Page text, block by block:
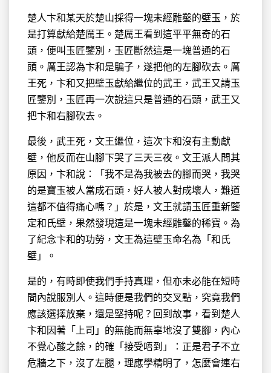
楚人卞和某天於楚山採得一塊未經雕鑿的壁玉，於
是打算獻給楚厲王。 楚厲王看到這平平無奇的石
頭，便叫玉匠鑒別，玉匠斷然這是一塊普通的石
頭。厲王認為卞和是騙子，遂把他的左腳砍去。厲
王死，卞和又把壁玉獻給繼位的武王，武王又請玉
匠鑒別，玉匠再一次說這只是普通的石頭，武王又
把卞和右腳砍去。
最後，武王死，文王繼位，這次卞和沒有主動獻
壁，他反而在山腳下哭了三天三夜。文王派人問其
原因，卞和說：「我不是為我被去的腳而哭，我哭
的是寶玉被人當成石頭，好人被人對成壞人，難道
這都不值得痛心嗎？」於是，文王就請玉匠重新鑒
定和氏壁，果然發現這是一塊未經雕鑿的稀寶。為
了紀念卞和的功勞，文王為這壁玉命名為「和氏
壁」。
是的，有時即使我們手持真理，但亦未必能在短時
間內說服別人。這時便是我們的交叉點，究竟我們
應該選擇放棄，還是堅持呢？回到故事，看到楚人
卞和因著「上司」的無能而無辜地沒了雙腳，內心
不覺心酸之餘，的確「接受唔到」：正是君子不立
危牆之下，沒了左腿，理應學精明了，怎麼會連右